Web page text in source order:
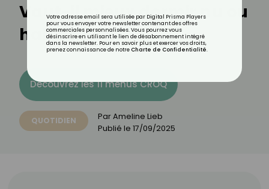
Vaut-il mieux dormir nu ou
habillé ?
Découvrez les 11 menus CROQ
QUOTIDIEN ParAmeline Lieb
Publié le 17/09/2025
Votre adresse email sera utilisée par Digital Prisma Players
pour vous envoyer votre newsletter contenant des offres
commerciales personnalisées. Vous pourrez vous
désinscrire en utilisant le lien de désabonnement intégré
dans la newsletter. Pour en savoir plus et exercer vos droits,
prenez connaissance de notre Charte de Confidentialité.